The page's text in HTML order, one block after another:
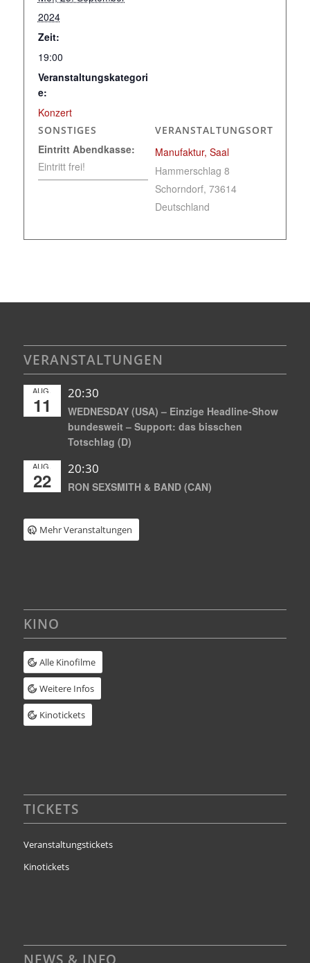
2024
Zeit:
19:00
Veranstaltungskategori
e:
Konzert
VERANSTALTUNGSORT
Manufaktur, Saal
Hammerschlag 8
Schorndorf, 73614
Deutschland
SONSTIGES
Eintritt Abendkasse:
Eintritt frei!
VERANSTALTUNGEN
AUG.
11
20:30
WEDNESDAY (USA) – Einzige Headline-Show
bundesweit – Support: das bisschen
Totschlag (D)
AUG.
22
20:30
RON SEXSMITH & BAND (CAN)
Mehr Veranstaltungen
KINO
Alle Kinofilme
Weitere Infos
Kinotickets
TICKETS
Veranstaltungstickets
Kinotickets
NEWS & INFO